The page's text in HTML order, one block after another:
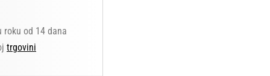
roku od 14 dana
trgovini